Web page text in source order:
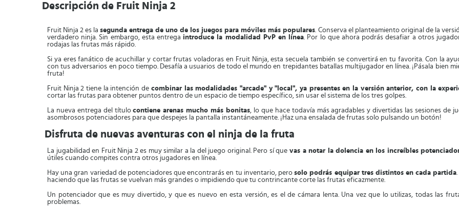
Descripción de Fruit Ninja 2
Fruit Ninja 2 es lasegunda entrega de uno de los juegos para móviles más populares. Conserva el planteamiento original de la
verdadero ninja. Sin embargo, esta entrega introduce la modalidad PvP en línea. Por lo que ahora podrás desafiar a otros
rodajas las frutas más rápido.
Si ya eres fanático de acuchillar y cortar frutas voladoras en Fruit Ninja, esta secuela también se convertirá en tu favorita. Con la
con tus adversarios en poco tiempo. Desafía a usuarios de todo el mundo en trepidantes batallas multijugador en línea. ¡Pásala bien
fruta!
Fruit Ninja 2 tiene la intención de combinar las modalidades "arcade" y "local", ya presentes en la versión anterior, con la
cortar las frutas para obtener puntos dentro de un espacio de tiempo específico, sin usar el sistema de los tres golpes.
La nueva entrega del títulocontiene arenas mucho más bonitas, lo que hace todavía más agradables y divertidas las sesiones de
asombrosos potenciadores para que despejes la pantalla instantáneamente. ¡Haz una ensalada de frutas solo pulsando un botón!
Disfruta de nuevas aventuras con el ninja de la fruta
La jugabilidad en Fruit Ninja 2 es muy similar a la del juego original. Pero sí que vas a notar la dolencia en los increíbles
útiles cuando compites contra otros jugadores en línea.
Hay una gran variedad de potenciadores que encontrarás en tu inventario, perosolo podrás equipar tres distintos en cada partida
haciendo que las frutas se vuelvan más grandes o impidiendo que tu contrincante corte las frutas eficazmente.
Un potenciador que es muy divertido, y que es nuevo en esta versión, es el de cámara lenta. Una vez que lo utilizas, todas las
problemas.